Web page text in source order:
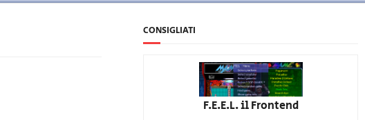
CONSIGLIATI
F.E.E.L. il Frontend